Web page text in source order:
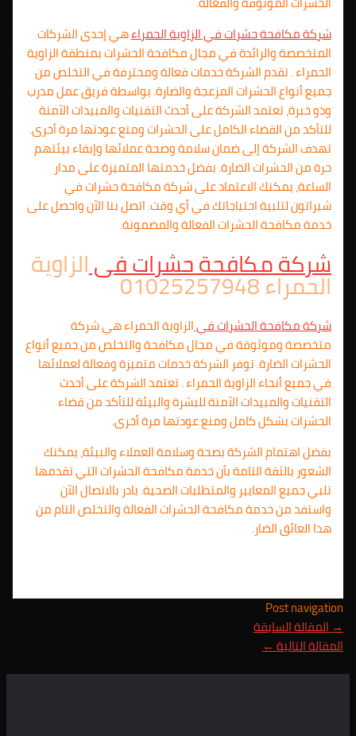
شركة مكافحة حشرات في الزاوية الحمراءهي إحدى الشركات
المتخصصة والرائدة في مجال مكافحة الحشرات بمنطقةالزاوية
الحمراء . تقدم الشركة خدمات فعالة ومحترفة في التخلص من
جميع أنواع الحشرات المزعجة والضارة. بواسطة فريق عمل مدرب
وذو خبرة، تعتمد الشركة على أحدث التقنيات والمبيدات الآمنة
للتأكد من القضاء الكامل على الحشرات ومنع عودتها مرة أخرى.
تهدف الشركة إلى ضمان سلامة وصحة عملائها وإبقاء بيئتهم
حرة من الحشرات الضارة. بفضل خدمتها المتميزة على مدار
الساعة، يمكنك الاعتماد على شركة مكافحة حشرات في
شيراتون لتلبية احتياجاتك في أي وقت. اتصل بنا الآن واحصل على
خدمة مكافحة الحشرات الفعالة والمضمونة.
شركة مكافحة حشرات فىالزاوية
الحمراء 01025257948
شركة مكافحة الحشرات فيالزاوية الحمراء هي شركة
متخصصة وموثوقة في مجال مكافحة والتخلص من جميع أنواع
الحشرات الضارة. توفر الشركة خدمات متميزة وفعالة لعملائها
في جميع أنحاءالزاوية الحمراء . تعتمد الشركة على أحدث
التقنيات والمبيدات الآمنة للبشرة والبيئة للتأكد من قضاء
الحشرات بشكل كامل ومنع عودتها مرة أخرى.
بفضل اهتمام الشركة بصحة وسلامة العملاء والبيئة، يمكنك
الشعور بالثقة التامة بأن خدمة مكافحة الحشرات التي تقدمها
تلبي جميع المعايير والمتطلبات الصحية. بادر بالاتصال الآن
واستفد من خدمة مكافحة الحشرات الفعالة والتخلص التام من
هذا العائق الضار.
Post navigation
→المقالة السابقة
المقالة التالية←